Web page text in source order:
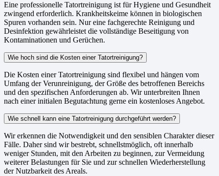
Eine professionelle Tatortreinigung ist für Hygiene und Gesundheit
zwingend erforderlich. Krankheitskeime können in biologischen
Spuren vorhanden sein. Nur eine fachgerechte Reinigung und
Desinfektion gewährleistet die vollständige Beseitigung von
Kontaminationen und Gerüchen.
Wie hoch sind die Kosten einer Tatortreinigung?
Die Kosten einer Tatortreinigung sind flexibel und hängen vom
Umfang der Verunreinigung, der Größe des betroffenen Bereichs
und den spezifischen Anforderungen ab. Wir unterbreiten Ihnen
nach einer initialen Begutachtung gerne ein kostenloses Angebot.
Wie schnell kann eine Tatortreinigung durchgeführt werden?
Wir erkennen die Notwendigkeit und den sensiblen Charakter dieser
Fälle. Daher sind wir bestrebt, schnellstmöglich, oft innerhalb
weniger Stunden, mit den Arbeiten zu beginnen, zur Vermeidung
weiterer Belastungen für Sie und zur schnellen Wiederherstellung
der Nutzbarkeit des Areals.